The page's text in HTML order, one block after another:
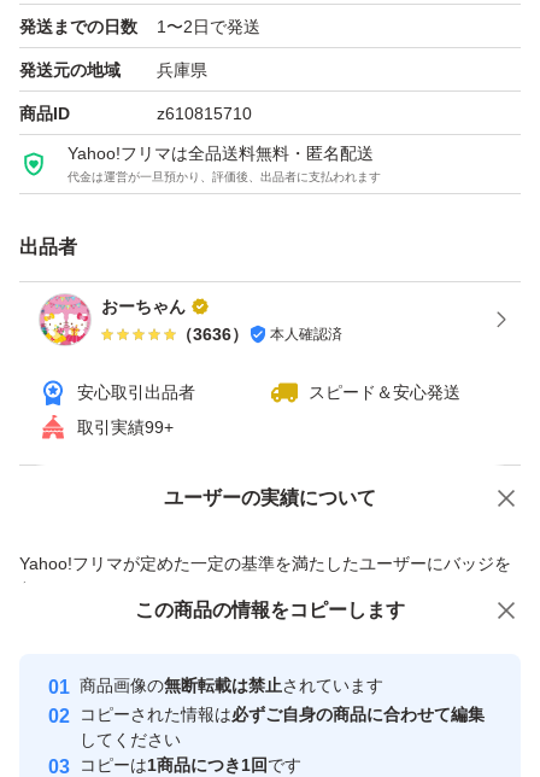
発送までの日数 1〜2日で発送
発送元の地域 兵庫県
商品ID z610815710
Yahoo!フリマは全品送料無料・匿名配送
代金は運営が一旦預かり、評価後、出品者に支払われます
出品者
おーちゃん
（3636） 本人確認済
安心取引出品者
スピード＆安心発送
取引実績99+
ユーザーの実績について
Yahoo!フリマが定めた一定の基準を満たしたユーザーにバッジを
付与しています
安心取引出品者
心・安全なユーザーです
取引実績
価格の相談 商品への質問
この商品の情報をコピーします
商品画像の無断転載は禁止されています
コピーされた情報は必ずご自身の商品に合わせて編集
してください
コピーは1商品につき1回です
この商品をみている人にオススメ